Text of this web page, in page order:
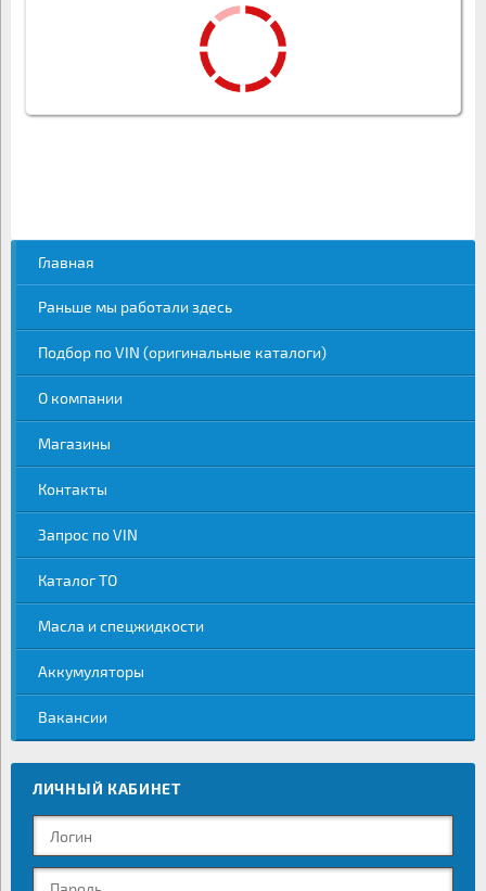
Главная
Раньше мы работали здесь
Подбор по VIN (оригинальные каталоги)
О компании
Магазины
Контакты
Запрос по VIN
Каталог ТО
Масла и спецжидкости
Аккумуляторы
Вакансии
ЛИЧНЫЙ КАБИНЕТ